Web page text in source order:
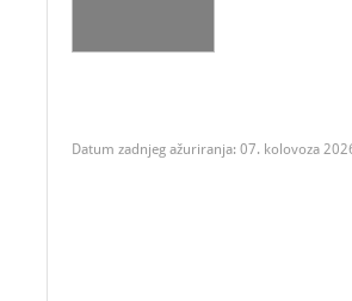
Datum zadnjeg ažuriranja: 07. kolovoza